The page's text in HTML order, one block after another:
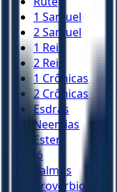
1 Samuel
2 Samuel
1 Reis
2 Reis
1 Crônicas
2 Crônicas
Esdras
Neemias
Ester
Jó
Salmos
Provérbios